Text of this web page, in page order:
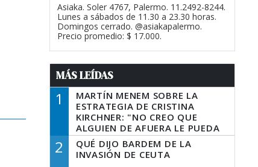
Asiaka. Soler 4767, Palermo. 11.2492-8244.
Lunes a sábados de 11.30 a 23.30 horas.
Domingos cerrado. @asiakapalermo.
Precio promedio: $ 17.000.
MÁS LEÍDAS
1
MARTÍN MENEM SOBRE LA
ESTRATEGIA DE CRISTINA
KIRCHNER: "NO CREO QUE
ALGUIEN DE AFUERA LE PUEDA
DECIR A LA JUSTICIA LO QUE
TIENE QUE HACER"
2
QUÉ DIJO BARDEM DE LA
INVASIÓN DE CEUTA